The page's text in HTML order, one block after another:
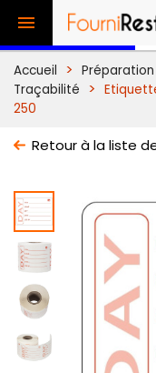

Accueil Préparation
Traçabilité
250
Retour à la liste